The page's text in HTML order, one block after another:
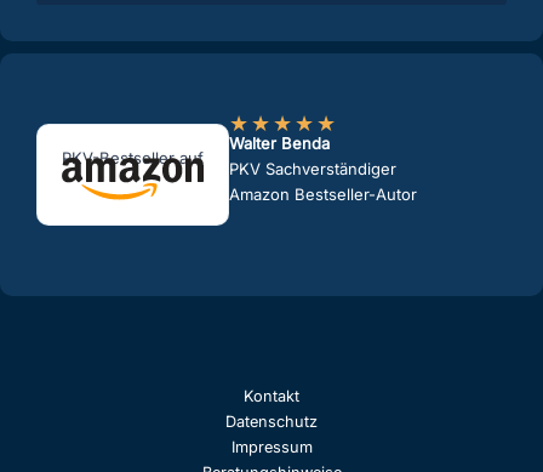
PKV-Bestseller auf
★★★★★
Walter Benda
PKV Sachverständiger
Amazon Bestseller-Autor
Kontakt
Datenschutz
Impressum